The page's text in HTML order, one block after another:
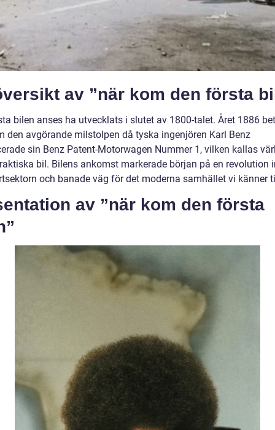
av ”när kom den första
bilen anses ha utvecklats i slutet av 1800-talet. Året 1886
den avgörande milstolpen då tyska ingenjören Karl Benz
sin Benz Patent-Motorwagen Nummer 1, vilken kallas
bil. Bilens ankomst markerade början på en revolution
och banade väg för det moderna samhället vi känner
av ”när kom den första